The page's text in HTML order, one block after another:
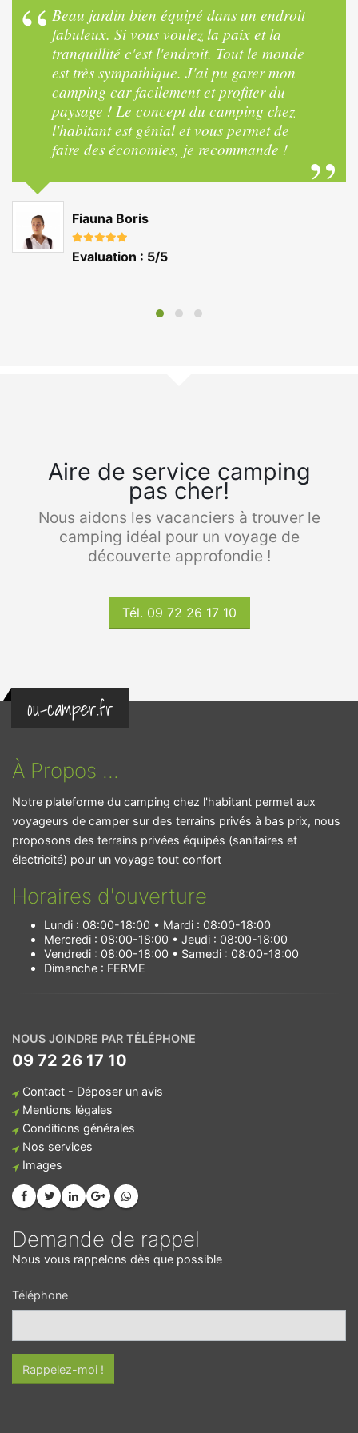
Beau jardin bien équipé dans un endroit
fabuleux. Si vous voulez la paix et la
tranquillité c'est l'endroit. Tout le monde
est très sympathique. J'ai pu garer mon
camping car facilement et profiter du
paysage ! Le concept du camping chez
l'habitant est génial et vous permet de
faire des économies, je recommande !
Fiauna Boris
Evaluation : 5/5
Aire de service camping
pas cher!
Nous aidons les vacanciers à trouver le
camping idéal pour un voyage de
découverte approfondie !
Tél. 09 72 26 17 10
ou-camper.fr
À Propos ...
Notre plateforme du camping chez l'habitant permet aux
voyageurs de camper sur des terrains privés à bas prix, nous
proposons des terrains privées équipés (sanitaires et
électricité) pour un voyage tout confort
Horaires d'ouverture
Lundi : 08:00-18:00 • Mardi : 08:00-18:00
Mercredi : 08:00-18:00 • Jeudi : 08:00-18:00
Vendredi : 08:00-18:00 • Samedi : 08:00-18:00
Dimanche : FERME
NOUS JOINDRE PAR TÉLÉPHONE
09 72 26 17 10
Contact - Déposer un avis
Mentions légales
Conditions générales
Nos services
Images
Demande de rappel
Nous vous rappelons dès que possible
Téléphone